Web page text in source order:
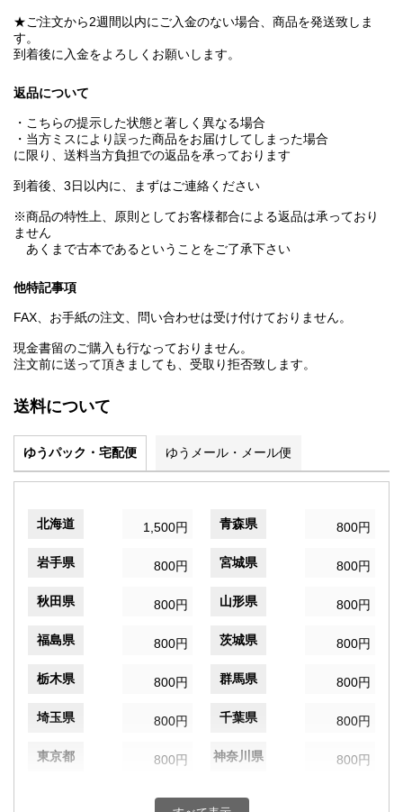
★ご注文から2週間以内にご入金のない場合、商品を発送致しま
す。
到着後に入金をよろしくお願いします。
返品について
・こちらの提示した状態と著しく異なる場合
・当方ミスにより誤った商品をお届けしてしまった場合
に限り、送料当方負担での返品を承っております
到着後、3日以内に、まずはご連絡ください
※商品の特性上、原則としてお客様都合による返品は承っており
ません
あくまで古本であるということをご了承下さい
他特記事項
FAX、お手紙の注文、問い合わせは受け付けておりません。
現金書留のご購入も行なっておりません。
注文前に送って頂きましても、受取り拒否致します。
送料について
ゆうパック・宅配便 ゆうメール・メール便
北海道 1,500円 青森県 800円
岩手県 800円 宮城県 800円
秋田県 800円 山形県 800円
福島県 800円 茨城県 800円
栃木県 800円 群馬県 800円
埼玉県 800円 千葉県 800円
東京都 800円 神奈川県 800円
800円 富山県